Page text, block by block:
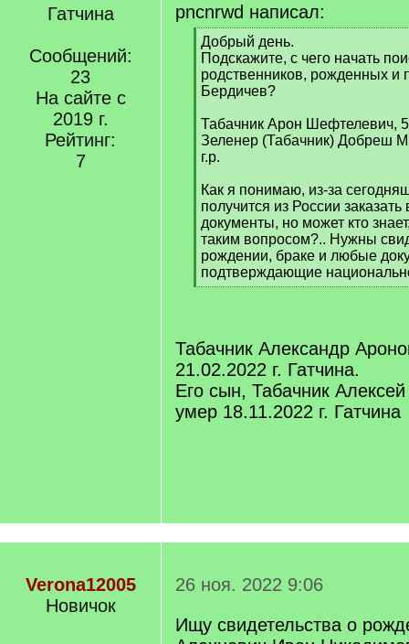
Гатчина
Сообщений:
23
На сайте с
2019 г.
Рейтинг:
7
pncnrwd написал:
[
q
]
Добрый день.
Подскажите, с чего начать
родственников, рожденных и
Бердичев?
Табачник Арон Шефтелевич,
Зеленер (Табачник) Добреш
г.р.
Как я понимаю, из-за
получится из России
документы, но может кто
таким вопросом?.. Нужны
рождении, браке и любые
подтверждающие
[
]
Табачник Александр
21.02.2022 г. Гатчина.
Его сын, Табачник
умер 18.11.2022 г. Гатчина
Verona12005
Новичок
26 ноя. 2022 9:06
Ищу свидетельства о